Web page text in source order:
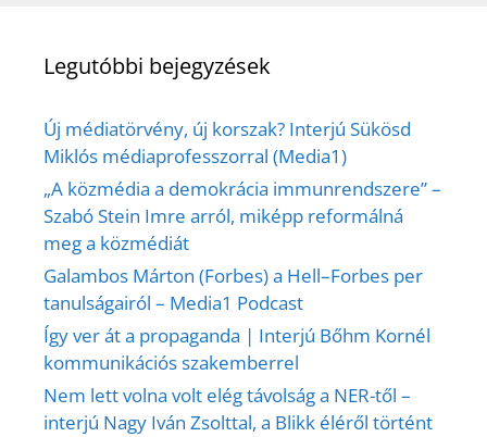
Legutóbbi bejegyzések
Új médiatörvény, új korszak? Interjú Sükösd
Miklós médiaprofesszorral (Media1)
„A közmédia a demokrácia immunrendszere” –
Szabó Stein Imre arról, miképp reformálná
meg a közmédiát
Galambos Márton (Forbes) a Hell–Forbes per
tanulságairól – Media1 Podcast
Így ver át a propaganda | Interjú Bőhm Kornél
kommunikációs szakemberrel
Nem lett volna volt elég távolság a NER-től –
interjú Nagy Iván Zsolttal, a Blikk éléről történt